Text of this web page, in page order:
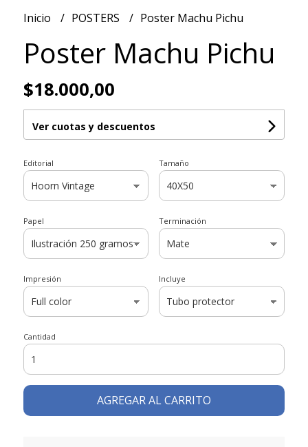
Inicio POSTERS Poster Machu Pichu
Poster Machu Pichu
$18.000,00
Ver cuotas y descuentos
Editorial Tamaño
Papel Terminación
Impresión Incluye
Cantidad
AGREGAR AL CARRITO